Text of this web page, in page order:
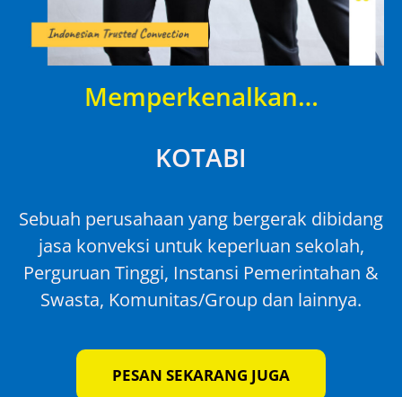
Memperkenalkan…
KOTABI
Sebuah perusahaan yang bergerak dibidang
jasa konveksi untuk keperluan sekolah,
Perguruan Tinggi, Instansi Pemerintahan &
Swasta, Komunitas/Group dan lainnya.
PESAN SEKARANG JUGA